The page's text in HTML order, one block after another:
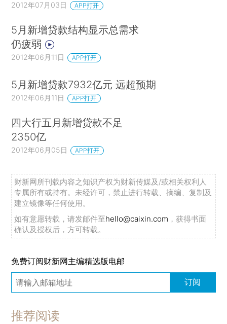
2012年07月03日 APP打开
5月新增贷款结构显示总需求
仍疲弱
2012年06月11日 APP打开
5月新增贷款7932亿元 远超预期
2012年06月11日 APP打开
四大行五月新增贷款不足
2350亿
2012年06月05日 APP打开
财新网所刊载内容之知识产权为财新传媒及/或相关权利人
专属所有或持有。未经许可，禁止进行转载、摘编、复制及
建立镜像等任何使用。
如有意愿转载，请发邮件至hello@caixin.com ，获得书面
确认及授权后，方可转载。
免费订阅财新网主编精选版电邮
订阅
推荐阅读